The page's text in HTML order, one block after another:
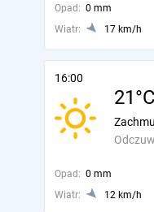
Opad: 0 mm
Wiatr:
17 km/h
16:00
21°C
Opad: 0 mm
Wiatr:
12 km/h